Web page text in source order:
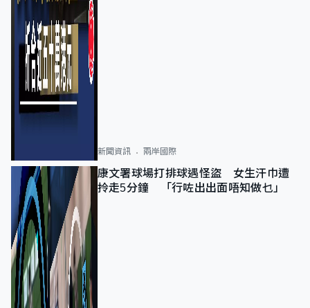
新聞資訊 兩岸國際
康文署球場打排球遇怪盜 女生汗巾遭
拎走5分鐘 「行咗出出面唔知做乜」